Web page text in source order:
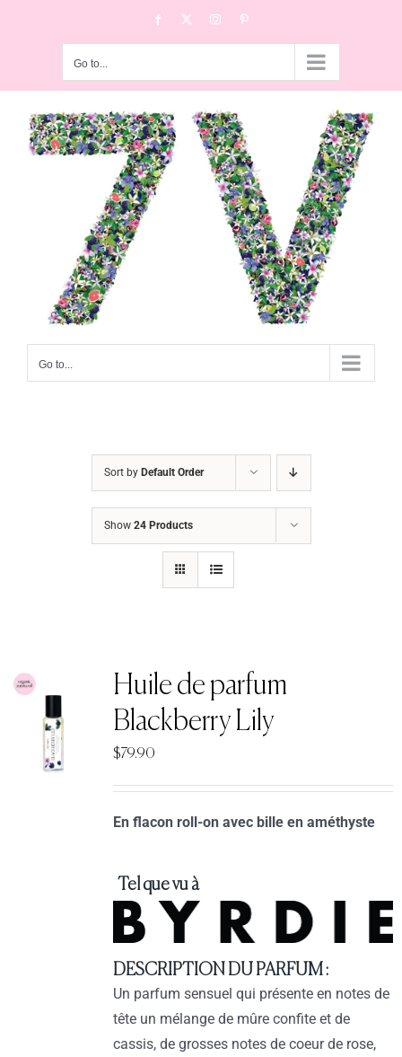
Facebook Instagram
Go to...
Go to...
Sort by Default Order
Show 24 Products
Huile de parfum
Blackberry Lily
$79.90
En flacon roll-on avec bille en améthyste
Tel que vu à
DESCRIPTION DU PARFUM :
Un parfum sensuel qui présente en notes de
tête un mélange de mûre confite et de
cassis, de grosses notes de coeur de rose,